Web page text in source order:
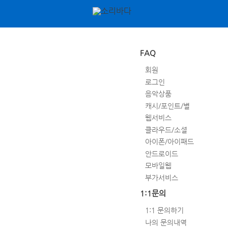
FAQ
회원
로그인
음악상품
캐시/포인트/별
웹서비스
클라우드/소셜
아이폰/아이패드
안드로이드
모바일웹
부가서비스
1:1문의
1:1 문의하기
나의 문의내역